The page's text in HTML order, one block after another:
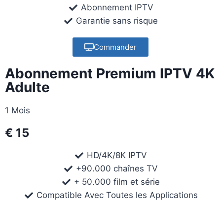
Abonnement IPTV
Garantie sans risque
Commander
Abonnement Premium IPTV 4K
Adulte
1 Mois
€ 15
HD/4K/8K IPTV
+90.000 chaînes TV
+ 50.000 film et série
Compatible Avec Toutes les Applications